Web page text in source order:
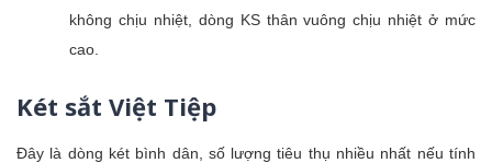
không chịu nhiệt, dòng KS thân vuông chịu nhiệt ở mức
cao.
Két sắt Việt Tiệp
Đây là dòng két bình dân, số lượng tiêu thụ nhiều nhất nếu tính